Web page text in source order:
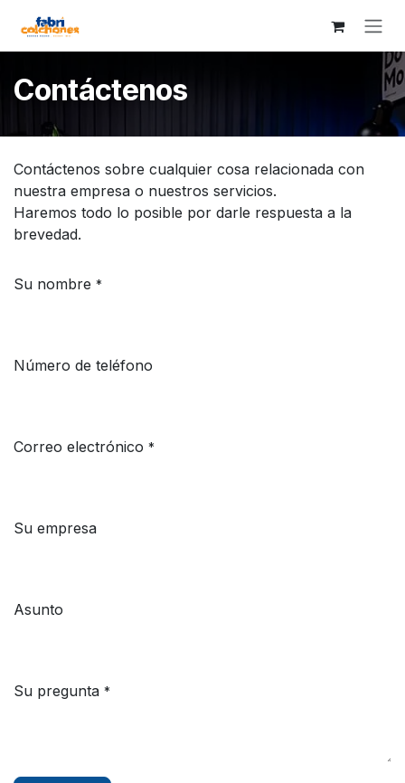
Contáctenos
Contáctenos sobre cualquier cosa relacionada con
nuestra empresa o nuestros servicios.
Haremos todo lo posible por darle respuesta a la
brevedad.
Su nombre *
Número de teléfono
Correo electrónico *
Su empresa
Asunto
Su pregunta *